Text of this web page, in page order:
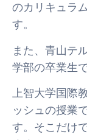
のカリキュラ
す。
また、青山テ
学部の卒業生
上智大学国際
ッシュの授業
す。そこだけ